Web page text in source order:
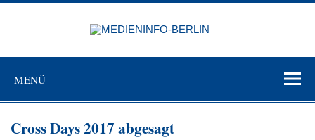
Zum
MENÜ
Cross Days 2017 abgesagt